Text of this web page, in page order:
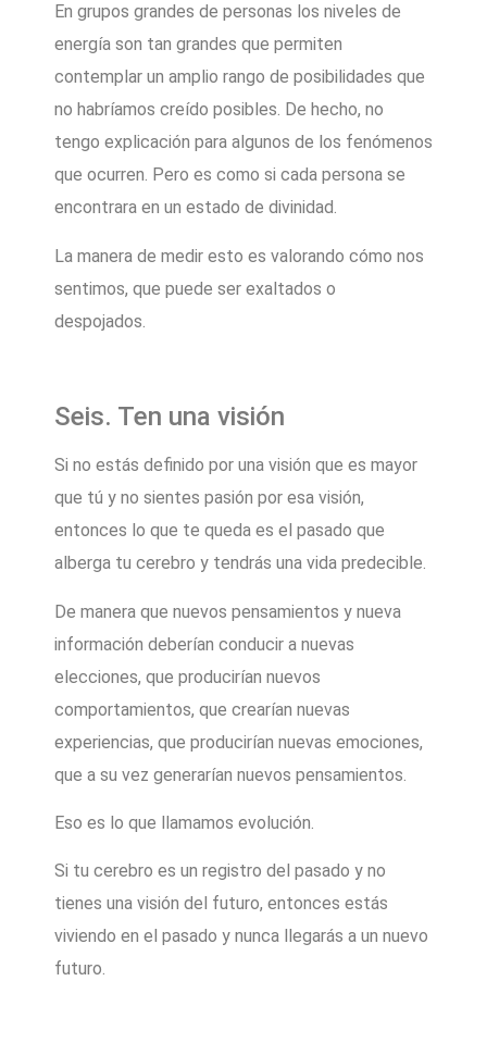
En grupos grandes de personas los niveles de
energía son tan grandes que permiten
contemplar un amplio rango de posibilidades que
no habríamos creído posibles. De hecho, no
tengo explicación para algunos de los fenómenos
que ocurren. Pero es como si cada persona se
encontrara en un estado de divinidad.
La manera de medir esto es valorando cómo nos
sentimos, que puede ser exaltados o
despojados.
Seis. Ten una visión
Si no estás definido por una visión que es mayor
que tú y no sientes pasión por esa visión,
entonces lo que te queda es el pasado que
alberga tu cerebro y tendrás una vida predecible.
De manera que nuevos pensamientos y nueva
información deberían conducir a nuevas
elecciones, que producirían nuevos
comportamientos, que crearían nuevas
experiencias, que producirían nuevas emociones,
que a su vez generarían nuevos pensamientos.
Eso es lo que llamamos evolución.
Si tu cerebro es un registro del pasado y no
tienes una visión del futuro, entonces estás
viviendo en el pasado y nunca llegarás a un nuevo
futuro.